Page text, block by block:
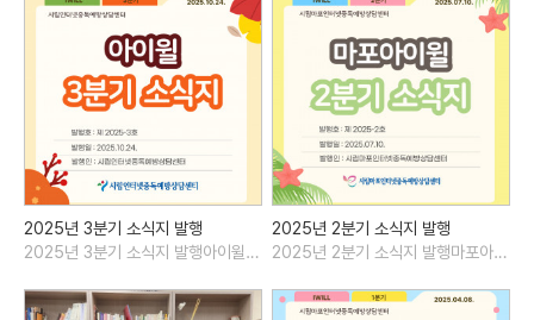
2025년 3분기 소식지 발행
2025년 3분기 소식지 발행아이윌센터의 3분기 소식지를 발행합니다.*인..
2025년 2분기 소식지 발행
2025년 2분기 소식지 발행마포아이윌센터의 2분기 소식지를 발행합니다...